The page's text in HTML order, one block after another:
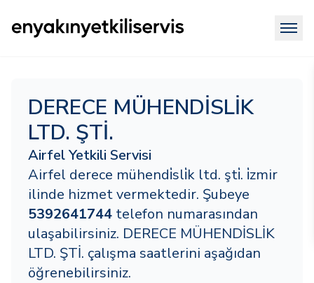
DERECE MÜHENDİSLİK
LTD. ŞTİ.
Airfel Yetkili Servisi
Airfel derece mühendi̇sli̇k ltd. şti̇. i̇zmir
ilinde hizmet vermektedir. Şubeye
5392641744 telefon numarasından
ulaşabilirsiniz. DERECE MÜHENDİSLİK
LTD. ŞTİ. çalışma saatlerini aşağıdan
öğrenebilirsiniz.